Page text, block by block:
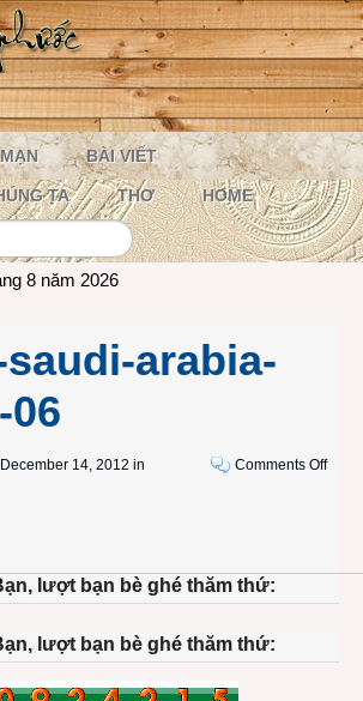
BÀI VIẾT
TA THƠ HOME
8 năm 2026
saudi-arabia-
06
14, 2012 in Comments Offon
lượt bạn bè ghé thăm thứ:
lượt bạn bè ghé thăm thứ: